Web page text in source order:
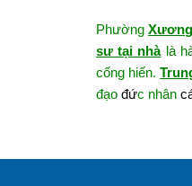
Phường
sư tại nhàlà
cống hiến.
đạo đức nhân